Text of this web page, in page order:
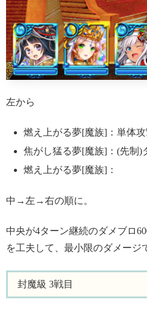
左から
燃え上がる夢[魔族]：単体
焦がし猛る夢[魔族]：(先制)
燃え上がる夢[魔族]：
中→左→右の順に 。
中央が4ターン継続のダメブロ
を工夫して、最小限のダメージ
封魔級 3戦目